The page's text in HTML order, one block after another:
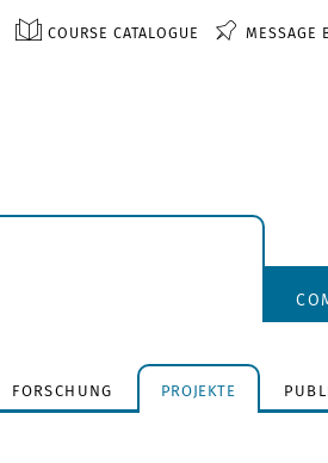
COURSE CATALOGUE MESSAGE
FORSCHUNG PROJEKTE